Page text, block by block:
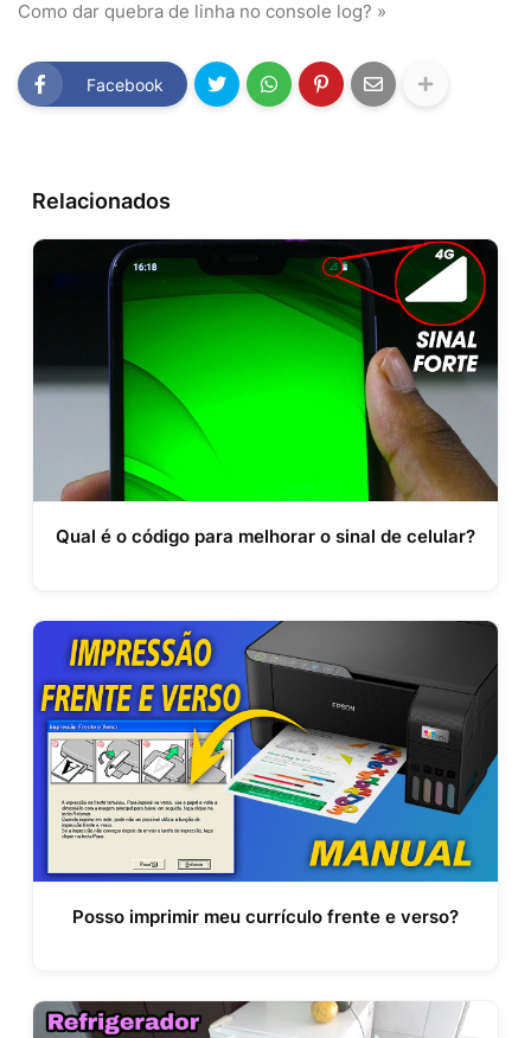
Como dar quebra de linha no console log? »
Facebook
Relacionados
Qual é o código para melhorar o sinal de celular?
Posso imprimir meu currículo frente e verso?